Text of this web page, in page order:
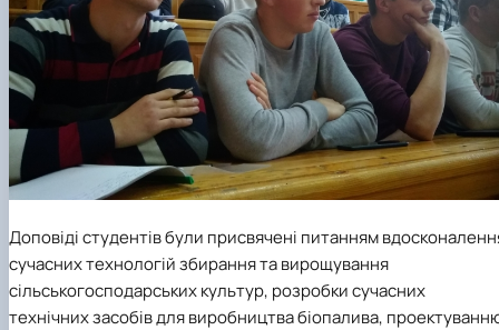
Доповіді студентів були присвячені питанням
сучасних технологій збирання та вирощування
сільськогосподарських культур, розробки сучасних
технічних засобів для виробництва біопалива,